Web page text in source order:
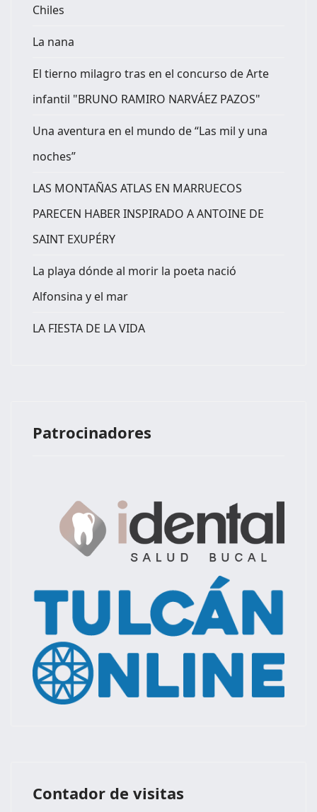
Chiles
La nana
El tierno milagro tras en el concurso de Arte
infantil "BRUNO RAMIRO NARVÁEZ PAZOS"
Una aventura en el mundo de “Las mil y una
noches”
LAS MONTAÑAS ATLAS EN MARRUECOS
PARECEN HABER INSPIRADO A ANTOINE DE
SAINT EXUPÉRY
La playa dónde al morir la poeta nació
Alfonsina y el mar
LA FIESTA DE LA VIDA
Patrocinadores
Contador de visitas